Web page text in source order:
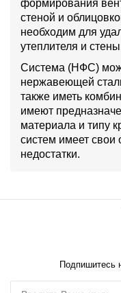
формирования
стеной и
необходим для
утеплителя и
Система (НФС)
нержавеющей
также иметь
имеют
материала и типу
систем имеет свои
недостатки.
Подпишитесь